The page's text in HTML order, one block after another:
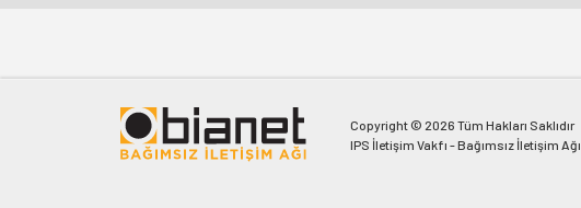
Copyright © 2026 Tüm Hakları Saklıdır
IPS İletişim Vakfı - Bağımsız İletişim Ağı